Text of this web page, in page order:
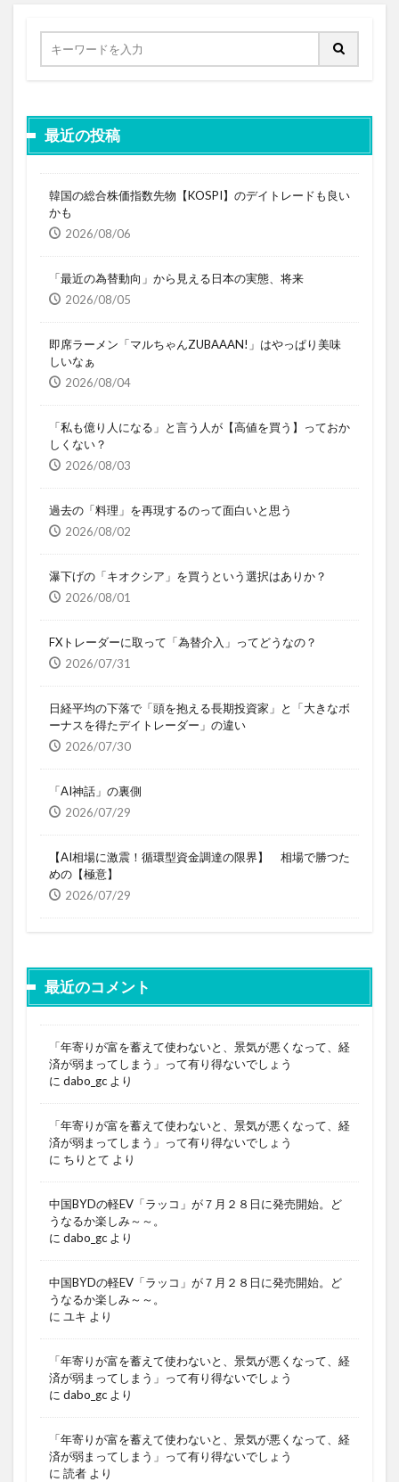
最近の投稿
韓国の総合株価指数先物【KOSPI】のデイトレードも良い
かも
2026/08/06
「最近の為替動向」から見える日本の実態、将来
2026/08/05
即席ラーメン「マルちゃんZUBAAAN!」はやっぱり美味
しいなぁ
2026/08/04
「私も億り人になる」と言う人が【高値を買う】っておか
しくない？
2026/08/03
過去の「料理」を再現するのって面白いと思う
2026/08/02
瀑下げの「キオクシア」を買うという選択はありか？
2026/08/01
FXトレーダーに取って「為替介入」ってどうなの？
2026/07/31
日経平均の下落で「頭を抱える長期投資家」と「大きなボ
ーナスを得たデイトレーダー」の違い
2026/07/30
「AI神話」の裏側
2026/07/29
【AI相場に激震！循環型資金調達の限界】 相場で勝つた
めの【極意】
2026/07/29
最近のコメント
「年寄りが富を蓄えて使わないと、景気が悪くなって、経
済が弱まってしまう」って有り得ないでしょう
に dabo_gc より
「年寄りが富を蓄えて使わないと、景気が悪くなって、経
済が弱まってしまう」って有り得ないでしょう
に ちりとて より
中国BYDの軽EV「ラッコ」が７月２８日に発売開始。ど
うなるか楽しみ～～。
に dabo_gc より
中国BYDの軽EV「ラッコ」が７月２８日に発売開始。ど
うなるか楽しみ～～。
に ユキ より
「年寄りが富を蓄えて使わないと、景気が悪くなって、経
済が弱まってしまう」って有り得ないでしょう
に dabo_gc より
「年寄りが富を蓄えて使わないと、景気が悪くなって、経
済が弱まってしまう」って有り得ないでしょう
に 読者 より